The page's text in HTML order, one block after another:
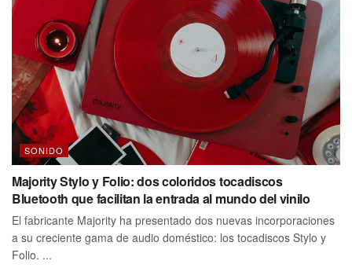
SONIDO
Majority Stylo y Folio: dos coloridos tocadiscos
Bluetooth que facilitan la entrada al mundo del vinilo
El fabricante Majority ha presentado dos nuevas incorporaciones
a su creciente gama de audio doméstico: los tocadiscos Stylo y
Folio. ...